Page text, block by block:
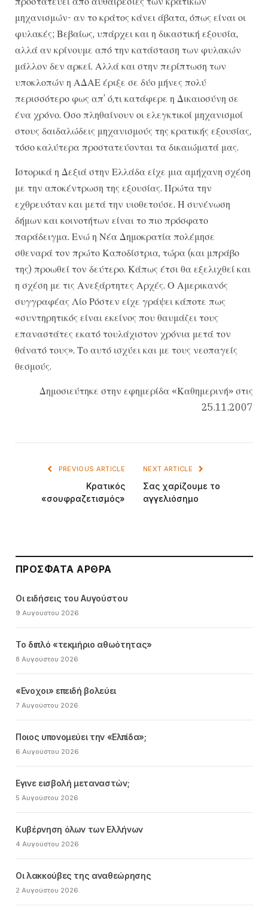
μηχανισμών- αν το κράτος κάνει άβατα, όπως είναι οι
φυλακές; Βεβαίως, υπάρχει και η δικαστική εξουσία,
αλλά αν κρίνουμε από την κατάσταση των φυλακών
μάλλον δεν αρκεί. Αλλά και στην περίπτωση των
υποκλοπών η ΑΔΑΕ έριξε σε δύο μήνες πολύ
περισσότερο φως απ’ ό,τι κατάφερε η Δικαιοσύνη σε
ένα χρόνο. Οσο πληθαίνουν οι ελεγκτικοί μηχανισμοί
στους δαιδαλώδεις μηχανισμούς της κρατικής εξουσίας,
τόσο καλύτερα προστατεύονται τα δικαιώματά μας.
Ιστορικά η Δεξιά στην Ελλάδα είχε μια αμήχανη σχέση
με την αποκέντρωση της εξουσίας. Πρώτα την
εχθρευόταν και μετά την υιοθετούσε. Η συνένωση
δήμων και κοινοτήτων είναι το πιο πρόσφατο
παράδειγμα. Ενώ η Νέα Δημοκρατία πολέμησε
σθεναρά τον πρώτο Καποδίστρια, τώρα (και μπράβο
της) προωθεί τον δεύτερο. Κάπως έτσι θα εξελιχθεί και
η σχέση με τις Ανεξάρτητες Αρχές. Ο Αμερικανός
συγγραφέας Λίο Ρόστεν είχε γράψει κάποτε πως
«συντηρητικός είναι εκείνος που θαυμάζει τους
επαναστάτες εκατό τουλάχιστον χρόνια μετά τον
θάνατό τους». Το αυτό ισχύει και με τους νεοπαγείς
θεσμούς.
Δημοσιεύτηκε στην εφημερίδα «Καθημερινή» στις
25.11.2007
PREVIOUS ARTICLE
Κρατικός
«σουφραζετισμός»
NEXT ARTICLE
Σας χαρίζουμε το
αγγελιόσημο
ΠΡΌΣΦΑΤΑ ΆΡΘΡΑ
Οι ειδήσεις του Αυγούστου
9 Αυγούστου 2026
Το διπλό «τεκμήριο αθωότητας»
8 Αυγούστου 2026
«Ενοχοι» επειδή βολεύει
7 Αυγούστου 2026
Ποιος υπονομεύει την «Ελπίδα»;
6 Αυγούστου 2026
Εγινε εισβολή μεταναστών;
5 Αυγούστου 2026
Κυβέρνηση όλων των Ελλήνων
4 Αυγούστου 2026
Οι λακκούβες της αναθεώρησης
2 Αυγούστου 2026